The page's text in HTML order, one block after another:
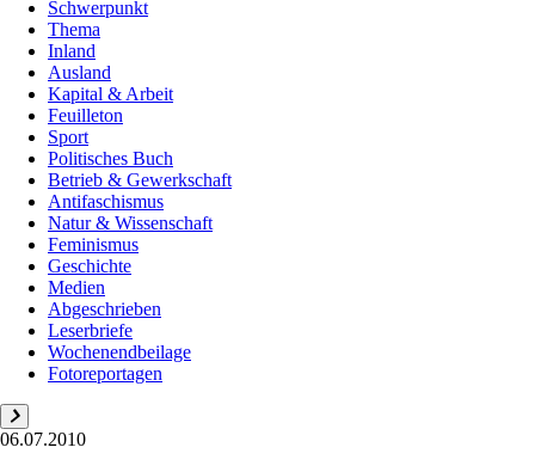
Schwerpunkt
Thema
Inland
Ausland
Kapital & Arbeit
Feuilleton
Sport
Politisches Buch
Betrieb & Gewerkschaft
Antifaschismus
Natur & Wissenschaft
Feminismus
Geschichte
Medien
Abgeschrieben
Leserbriefe
Wochenendbeilage
Fotoreportagen
06.07.2010